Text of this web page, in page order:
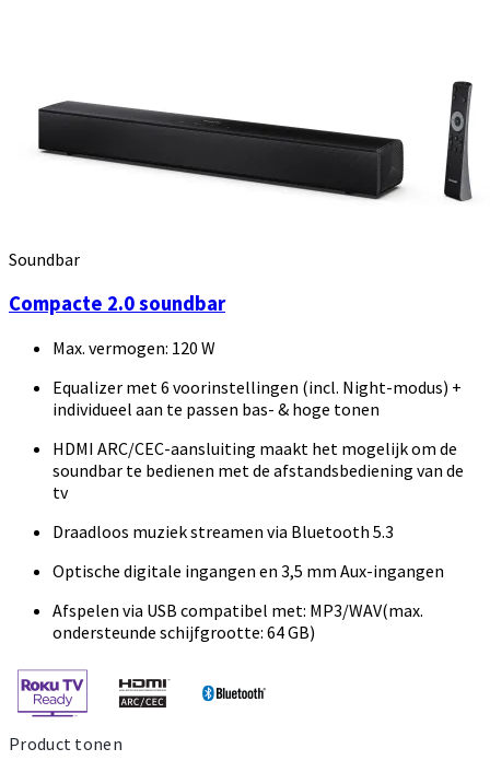
Soundbar
Compacte 2.0 soundbar
Max. vermogen: 120 W
Equalizer met 6 voorinstellingen (incl. Night-modus) +
individueel aan te passen bas- & hoge tonen
HDMI ARC/CEC-aansluiting maakt het mogelijk om de
soundbar te bedienen met de afstandsbediening van de
tv
Draadloos muziek streamen via Bluetooth 5.3
Optische digitale ingangen en 3,5 mm Aux-ingangen
Afspelen via USB compatibel met: MP3/WAV(max.
ondersteunde schijfgrootte: 64 GB)
Product tonen